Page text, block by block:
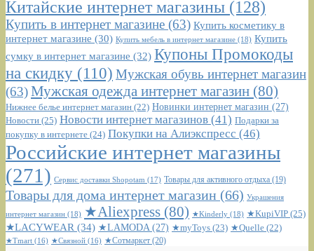
Китайские интернет магазины (128)
Купить в интернет магазине (63) Купить косметику в
интернет магазине (30) Купить мебель в интернет магазине (18) Купить
сумку в интернет магазине (32) Купоны Промокоды
на скидку (110) Мужская обувь интернет магазин
(63)Мужская одежда интернет магазин (80)
Нижнее белье интернет магазин (22) Новинки интернет магазин (27)
Новости (25) Новости интернет магазинов (41) Подарки за
покупку в интернете (24) Покупки на Алиэкспресс (46)
Российские интернет магазины
(271) Сервис доставки Shopotam (17) Товары для активного отдыха (19)
Товары для дома интернет магазин (66) Украшения
интернет магазин (18) ★Aliexpress (80) ★Kinderly (18) ★KupiVIP (25)
★LACYWEAR (34) ★LAMODA (27) ★myToys (23) ★Quelle (22)
★Tmart (16) ★Связной (16) ★Сотмаркет (20)